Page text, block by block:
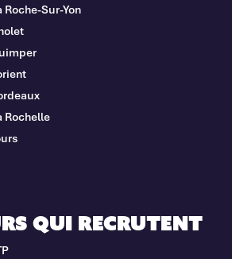
Roche-Sur-Yon
Rochelle
qui recrutent